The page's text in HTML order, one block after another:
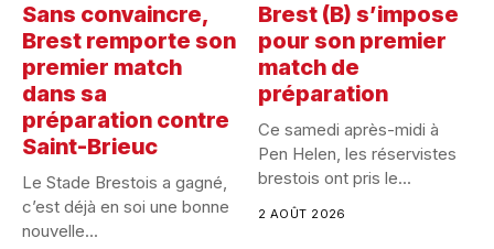
Sans convaincre,
Brest remporte son
premier match
dans sa
préparation contre
Saint-Brieuc
Le Stade Brestois a gagné,
c’est déjà en soi une bonne
nouvelle...
Brest (B) s’impose
pour son premier
match de
préparation
Ce samedi après-midi à
Pen Helen, les réservistes
brestois ont pris le...
2 AOÛT 2026